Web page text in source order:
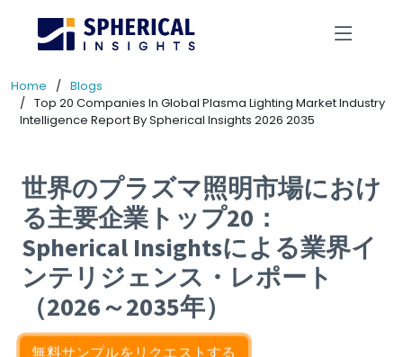
Home
Blogs
Top 20 Companies In Global Plasma Lighting Market Industry
Intelligence Report By Spherical Insights 2026 2035
世界のプラズマ照明市場におけ
る主要企業トップ20：
Spherical Insightsによる業界イ
ンテリジェンス・レポート
（2026～2035年）